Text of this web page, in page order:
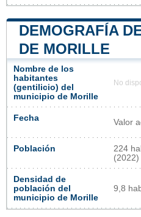
DEMOGRAFÍA
DE MORILLE
Nombre de los
habitantes
(gentilicio) del
municipio de Morille
No
Fecha Valor
Población
224
(2022)
Densidad de
población del
municipio de Morille
9,8